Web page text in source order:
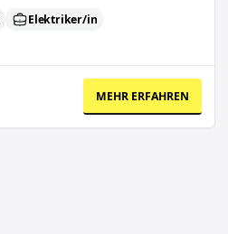
Elektriker/in
MEHR ERFAHREN